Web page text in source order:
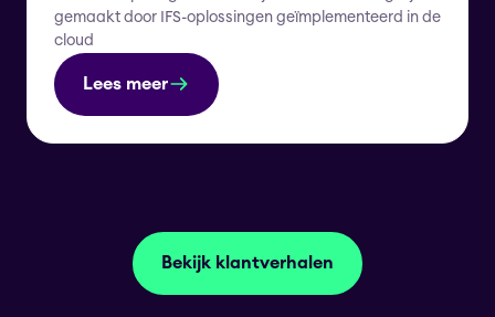
gemaakt door IFS-oplossingen geïmplementeerd in de
cloud
Lees meer
Bekijk klantverhalen